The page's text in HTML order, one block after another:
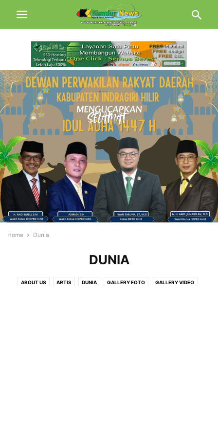
Home Dunia
DUNIA
ABOUT US ARTIS DUNIA GALLERY FOTO GALLERY VIDEO